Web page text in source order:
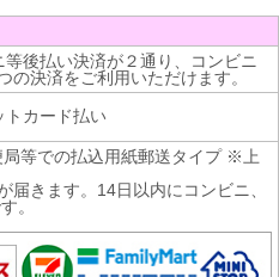
後払い決済が２通り、コンビニ
決済をご利用いただけます。
等での払込用紙郵送タイプ ※上
きます。14日以内にコンビニ、
。